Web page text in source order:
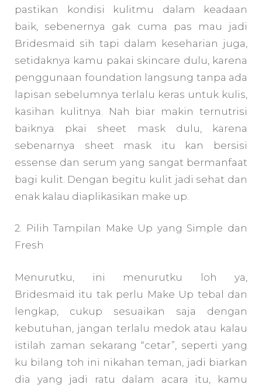
pastikan kondisi kulitmu dalam keadaan
baik, sebenernya gak cuma pas mau jadi
Bridesmaid sih tapi dalam keseharian juga,
setidaknya kamu pakai skincare dulu, karena
penggunaan foundation langsung tanpa ada
lapisan sebelumnya terlalu keras untuk kulis,
kasihan kulitnya. Nah biar makin ternutrisi
baiknya pkai sheet mask dulu, karena
sebenarnya sheet mask itu kan bersisi
essense dan serum yang sangat bermanfaat
bagi kulit. Dengan begitu kulit jadi sehat dan
enak kalau diaplikasikan make up.
2. Pilih Tampilan Make Up yang Simple dan
Fresh
Menurutku, ini menurutku loh ya,
Bridesmaid itu tak perlu Make Up tebal dan
lengkap, cukup sesuaikan saja dengan
kebutuhan, jangan terlalu medok atau kalau
istilah zaman sekarang “cetar”, seperti yang
ku bilang toh ini nikahan teman, jadi biarkan
dia yang jadi ratu dalam acara itu, kamu